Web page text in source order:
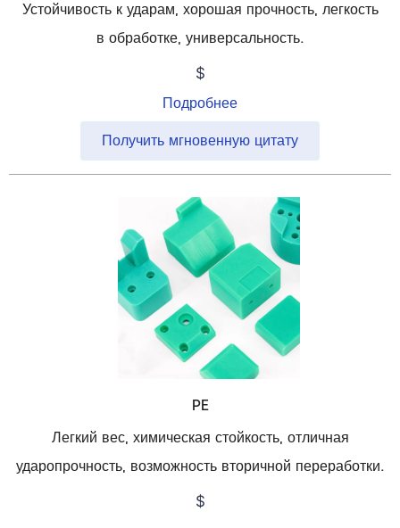
Устойчивость к ударам, хорошая прочность, легкость
в обработке, универсальность.
$
Подробнее
Получить мгновенную цитату
PE
Легкий вес, химическая стойкость, отличная
ударопрочность, возможность вторичной переработки.
$